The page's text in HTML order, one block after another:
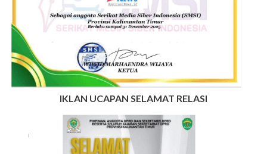
IKLAN UCAPAN SELAMAT RELASI